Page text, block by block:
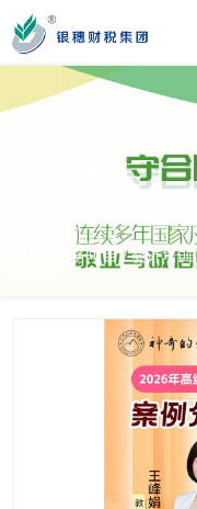
您好！新疆银穗财税服务
新疆乌市新医路89号新星大厦
服务项目 /会计培训